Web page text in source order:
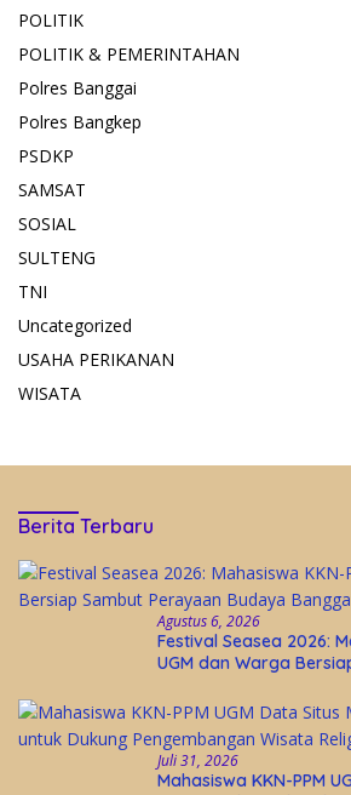
POLITIK
POLITIK & PEMERINTAHAN
Polres Banggai
Polres Bangkep
PSDKP
SAMSAT
SOSIAL
SULTENG
TNI
Uncategorized
USAHA PERIKANAN
WISATA
Berita Terbaru
Agustus 6, 2026
Festival Seasea 2026:
UGM dan Warga
Juli 31, 2026
Mahasiswa KKN-PPM